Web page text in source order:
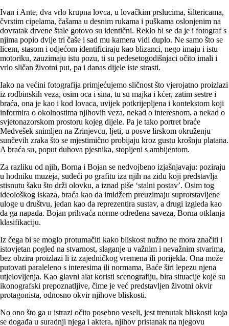
Ivan i Ante, dva vrlo krupna lovca, u lovačkim prslucima, šiltericama,
čvrstim cipelama, čašama u desnim rukama i puškama oslonjenim na
dovratak drvene štale gotovo su identični. Reklo bi se da je i fotograf s
njima popio dvije tri čaše i sad mu kamera vidi duplo. Ne samo što se
licem, stasom i odjećom identificiraju kao blizanci, nego imaju i istu
motoriku, zauzimaju istu pozu, ti su pedesetogodišnjaci očito imali i
vrlo sličan životni put, pa i danas dijele iste strasti.
Iako na većini fotografija primjećujemo sličnost što vjerojatno proizlazi
iz rodbinskih veza, osim oca i sina, tu su majka i kćer, zatim sestre i
braća, ona je kao i kod lovaca, uvijek potkrijepljena i kontekstom koji
informira o okolnostima njihovih veza, nekad o interesnom, a nekad o
svjetonazorskom prostoru kojeg dijele. Pa je tako portret braće
Medvešek snimljen na Zrinjevcu, ljeti, u posve lirskom okruženju
sunčevih zraka što se mjestimično probijaju kroz gustu krošnju platana.
A braća su, poput duhova pjesnika, stopljeni s ambijentom.
Za razliku od njih, Borna i Bojan se nedvojbeno izjašnjavaju: poziraju
u hodniku muzeja, sudeći po grafitu iza njih na zidu koji predstavlja
stisnutu šaku što drži olovku, a iznad piše ‘stalni postav’. Osim tog
ideološkog iskaza, braća kao da imidžem preuzimaju suprotstavljene
uloge u društvu, jedan kao da reprezentira sustav, a drugi izgleda kao
da ga napada. Bojan prihvaća norme određena saveza, Borna otklanja
klasifikaciju.
Iz čega bi se moglo protumačiti kako bliskost nužno ne mora značiti i
istovjetan pogled na stvarnost, slaganje u važnim i nevažnim stvarima,
bez obzira proizlazi li iz zajedničkog vremena ili porijekla. Ona može
putovati paraleleno s interesima ili normama, Baće širi lepezu njena
utjelovljenja. Kao glavni alat koristi scenografiju, bira situacije koje su
ikonografski prepoznatljive, čime je već predstavljen životni okvir
protagonista, odnosno okvir njihove bliskosti.
No ono što ga u istrazi očito posebno veseli, jest trenutak bliskosti koja
se događa u suradnji njega i aktera, njihov pristanak na njegovu